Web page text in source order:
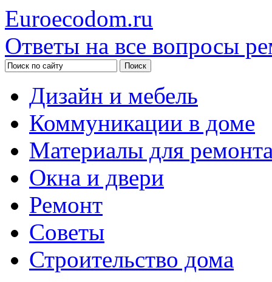
Euroecodom.ru
Ответы на все вопросы
Дизайн и мебель
Коммуникации в доме
Материалы для
Окна и двери
Ремонт
Советы
Строительство дома